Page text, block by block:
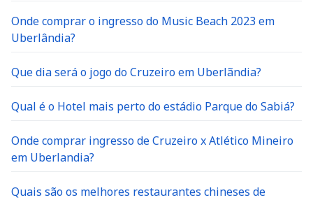
Onde comprar o ingresso do Music Beach 2023 em
Uberlândia?
Que dia será o jogo do Cruzeiro em Uberlãndia?
Qual é o Hotel mais perto do estádio Parque do Sabiá?
Onde comprar ingresso de Cruzeiro x Atlético Mineiro
em Uberlandia?
Quais são os melhores restaurantes chineses de